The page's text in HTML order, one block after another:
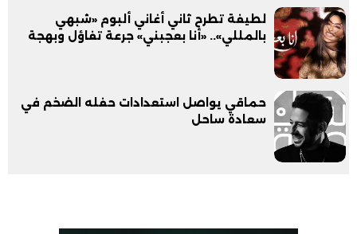
لطيفة تطرح ثاني أغاني ألبوم «شبهي
بالمللي».. «أنا بعجبني» جرعة تفاؤل وبهجة
حماقي يواصل استعدادات حفله الضخم في
سعادة ساحل